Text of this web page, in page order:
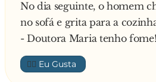
No dia seguinte, o homem
no sofá e grita para a
- Doutora Maria tenho fome!
👍🏼